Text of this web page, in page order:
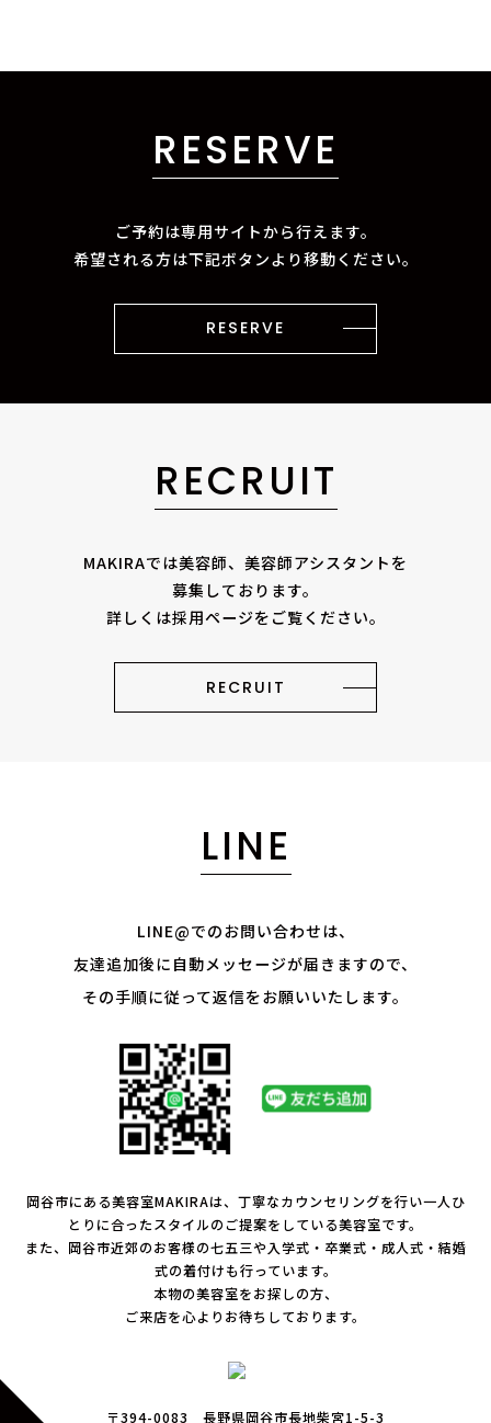
RESERVE
ご予約は専用サイトから行えます。
希望される方は下記ボタンより移動ください。
RESERVE
RECRUIT
MAKIRAでは美容師、美容師アシスタントを
募集しております。
詳しくは採用ページをご覧ください。
RECRUIT
LINE
LINE@でのお問い合わせは、
友達追加後に自動メッセージが届きますので、
その手順に従って返信をお願いいたします。
岡谷市にある美容室MAKIRAは、丁寧なカウンセリングを行い一人ひ
とりに合ったスタイルのご提案をしている美容室です。
また、岡谷市近郊のお客様の七五三や入学式・卒業式・成人式・結婚
式の着付けも行っています。
本物の美容室をお探しの方、
ご来店を心よりお待ちしております。
〒394-0083 長野県岡谷市長地柴宮1-5-3